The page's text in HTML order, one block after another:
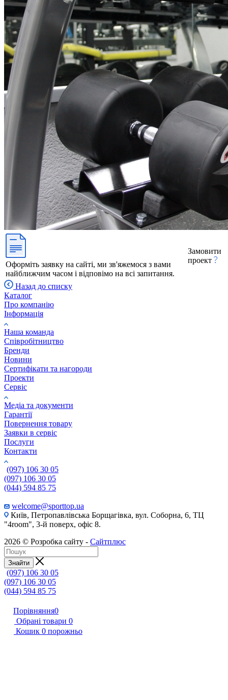
Оформіть заявку на сайті, ми зв'яжемося з вами
найближчим часом і відповімо на всі запитання.
Замовити
проект
Назад до списку
Каталог
Про компанію
Інформація
Наша команда
Співробітництво
Бренди
Новини
Сертифікати та нагороди
Проекти
Сервіс
Медіа та документи
Гарантії
Повернення товару
Заявки в сервіс
Послуги
Контакти
(097) 106 30 05
(097) 106 30 05
(044) 594 85 75
welcome@sporttop.ua
Київ, Петропавлівська Борщагівка, вул. Соборна, 6, ТЦ
"4room", 3-й поверх, офіс 8.
2026 © Розробка сайту - Сайтплюс
Знайти
(097) 106 30 05
(097) 106 30 05
(044) 594 85 75
Порівняння0
Обрані товари 0
Кошик 0 порожньо